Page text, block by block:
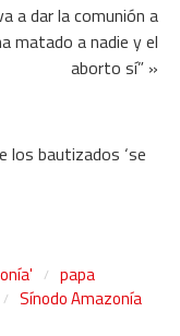
a dar la comunión a
matado a nadie y el
aborto sí” »
los bautizados ‘se
papa
Sínodo Amazonía